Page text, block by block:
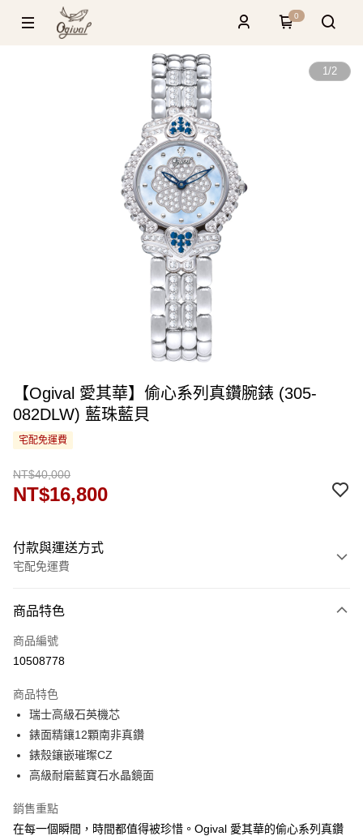
0
1/2
【Ogival 愛其華】偷心系列真鑽腕錶 (305-
082DLW) 藍珠藍貝
宅配免運費
NT$40,000
NT$16,800
付款與運送方式
宅配免運費
信用卡一次付款
運送方式
宅配
免運費
商品特色
商品編號
10508778
商品特色
瑞士高級石英機芯
錶面精鑲12顆南非真鑽
錶殼鑲嵌璀璨CZ
高級耐磨藍寶石水晶鏡面
銷售重點
在每一個瞬間，時間都值得被珍惜。Ogival 愛其華的偷心系列真鑽